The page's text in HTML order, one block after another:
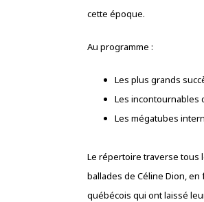
cette époque.
Au programme :
Les plus grands
Les incontournables
Les mégatubes
Le répertoire traverse tous
ballades de Céline Dion, en
québécois qui ont laissé